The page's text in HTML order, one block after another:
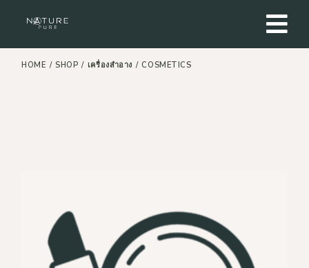
HOME SHOP เครื่องสำอาง COSMETICS